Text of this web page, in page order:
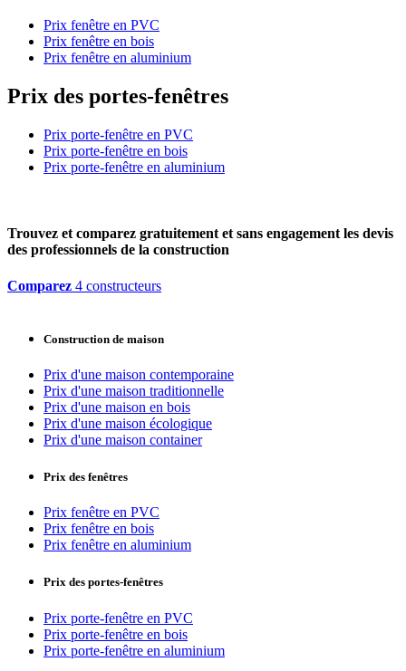
Prix fenêtre en PVC
Prix fenêtre en bois
Prix fenêtre en aluminium
Prix des portes-fenêtres
Prix porte-fenêtre en PVC
Prix porte-fenêtre en bois
Prix porte-fenêtre en aluminium
Trouvez et comparez gratuitement et sans engagement les devis
des professionnels de la construction
Comparez 4 constructeurs
Construction de maison
Prix d'une maison contemporaine
Prix d'une maison traditionnelle
Prix d'une maison en bois
Prix d'une maison écologique
Prix d'une maison container
Prix des fenêtres
Prix fenêtre en PVC
Prix fenêtre en bois
Prix fenêtre en aluminium
Prix des portes-fenêtres
Prix porte-fenêtre en PVC
Prix porte-fenêtre en bois
Prix porte-fenêtre en aluminium